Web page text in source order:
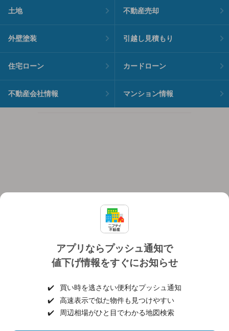
アプリならプッシュ通知で
値下げ情報をすぐにお知らせ
✔️
買い時を逃さない便利なプッシュ通知
✔️
高速表示で似た物件も見つけやすい
✔️
周辺相場がひと目でわかる地図検索
土地 不動産売却
外壁塗装 引越し見積もり
住宅ローン カードローン
不動産会社情報 マンション情報
個人情報保護ポリシー 利用規約
ヘルプ・お問い合わせ 採用情報